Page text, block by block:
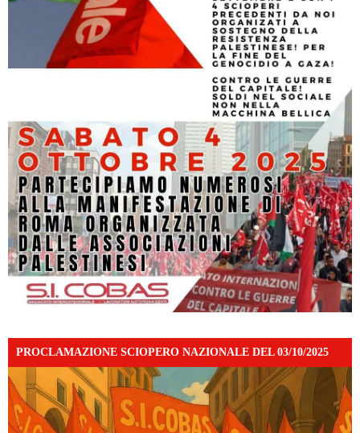
PROCLAMAZIONE SCIOPERO NAZIONALE DEL 03/10/2025